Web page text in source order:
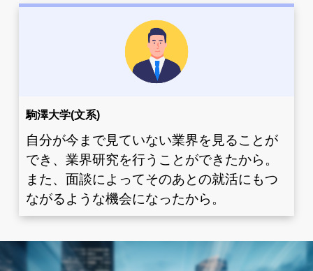
駒澤大学(文系)
自分が今まで見ていない業界を見ることが
でき、業界研究を行うことができたから。
また、面談によってそのあとの就活にもつ
ながるような機会になったから。